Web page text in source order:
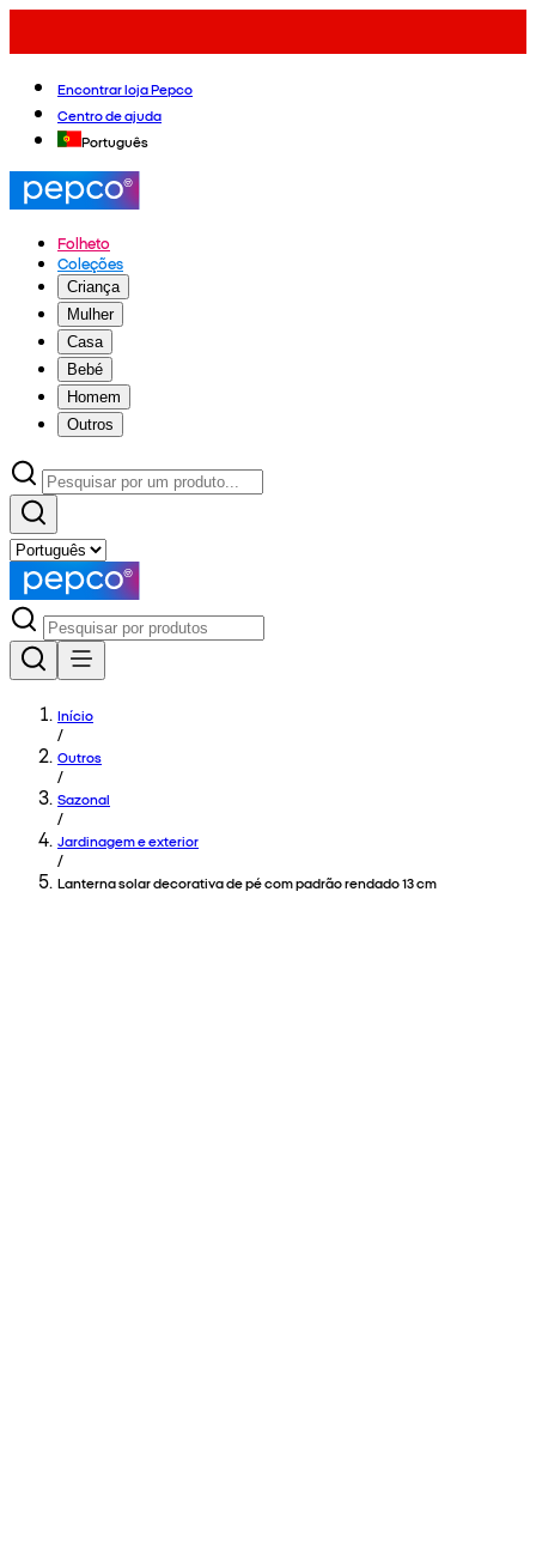
Encontrar loja Pepco
Centro de ajuda
Português
Folheto
Coleções
Criança
Mulher
Casa
Bebé
Homem
Outros
Início
/
Outros
/
Sazonal
/
Jardinagem e exterior
/
Lanterna solar decorativa de pé com padrão rendado 13 cm